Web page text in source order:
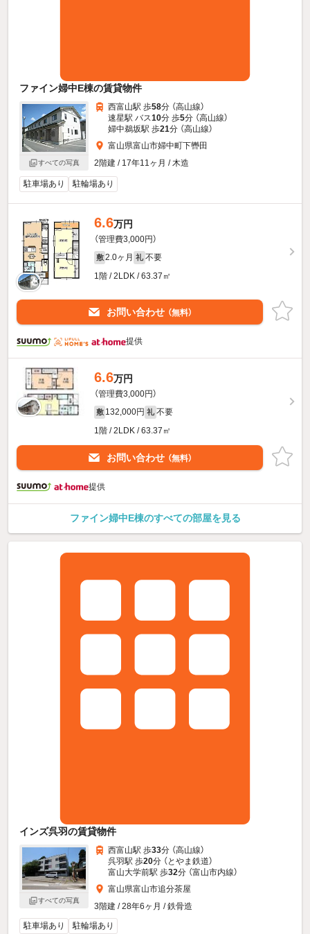
ファイン婦中E棟の賃貸物件
すべての写真
西富山駅 歩58分 （高山線）
速星駅 バス10分 歩5分 （高山線）
婦中鵜坂駅 歩21分 （高山線）
富山県富山市婦中町下轡田
2階建 / 17年11ヶ月 / 木造
駐車場あり 駐輪場あり
6.6万円
（管理費3,000円）
敷 2.0ヶ月 礼 不要
1階 / 2LDK / 63.37㎡
お問い合わせ （無料）
提供
6.6万円
（管理費3,000円）
敷 132,000円 礼 不要
1階 / 2LDK / 63.37㎡
お問い合わせ （無料）
提供
ファイン婦中E棟のすべての部屋を見る
インズ呉羽の賃貸物件
すべての写真
西富山駅 歩33分 （高山線）
呉羽駅 歩20分 （とやま鉄道）
富山大学前駅 歩32分 （富山市内線）
富山県富山市追分茶屋
3階建 / 28年6ヶ月 / 鉄骨造
駐車場あり
駐輪場あり